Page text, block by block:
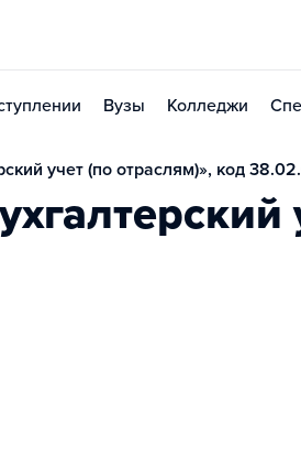
Вузы Колледжи
учет (по отраслям)», код